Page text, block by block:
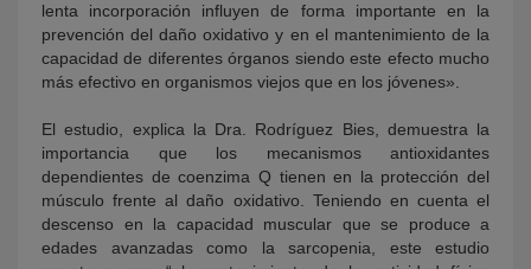
lenta incorporación influyen de forma importante en la
prevención del daño oxidativo y en el mantenimiento de la
capacidad de diferentes órganos siendo este efecto mucho
más efectivo en organismos viejos que en los jóvenes».
El estudio, explica la Dra. Rodríguez Bies, demuestra la
importancia que los mecanismos antioxidantes
dependientes de coenzima Q tienen en la protección del
músculo frente al daño oxidativo. Teniendo en cuenta el
descenso en la capacidad muscular que se produce a
edades avanzadas como la sarcopenia, este estudio